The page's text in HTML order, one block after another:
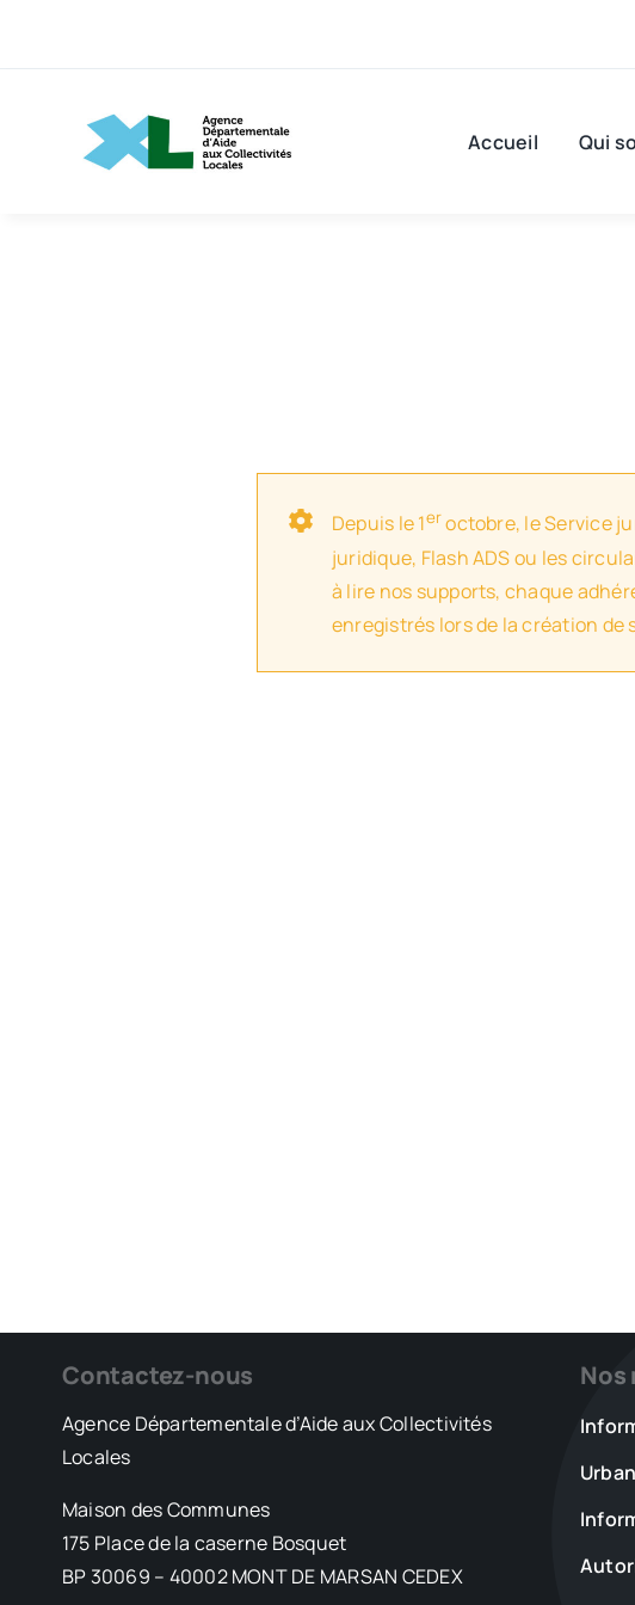
Accueil Qui
Depuis le 1eroctobre, le Service
juridique, Flash ADS ou les
à lire nos supports, chaque
enregistrés lors de la création de
Contactez-nous
Agence Départementale d’Aide aux Collectivités
Locales
Maison des Communes
175 Place de la caserne Bosquet
BP 30069 – 40002 MONT DE MARSAN CEDEX
Nos